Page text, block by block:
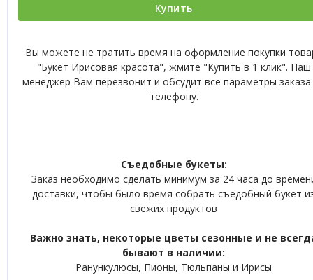
Купить
Вы можете не тратить время на оформление покупки
"Букет Ирисовая красота", жмите "Купить в 1 клик". Наш
менеджер Вам перезвонит и обсудит все параметры
телефону.
Съедобные букеты:
Заказ необходимо сделать минимум за 24 часа до
доставки, чтобы было время собрать съедобный букет
свежих продуктов
Важно знать, некоторые цветы сезонные и не
бывают в наличии:
Ранункулюсы, Пионы, Тюльпаны и Ирисы